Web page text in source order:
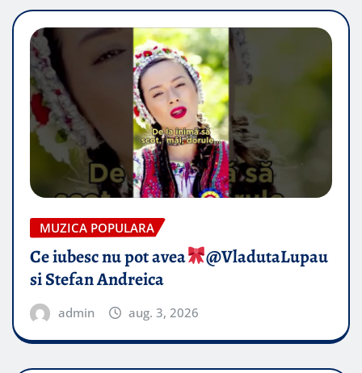
MUZICA POPULARA
Ce iubesc nu pot avea
​@VladutaLupau
si Stefan Andreica
admin aug. 3, 2026